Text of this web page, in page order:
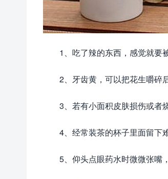
1、吃了辣的东西，感觉就要
2、牙齿黄，可以把花生嚼碎
3、若有小面积皮肤损伤或者
4、经常装茶的杯子里面留下
5、仰头点眼药水时微微张嘴